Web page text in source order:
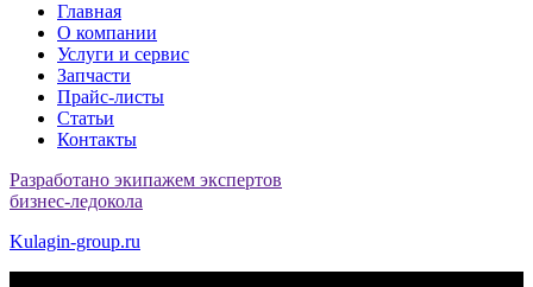
Главная
О компании
Услуги и сервис
Запчасти
Прайс-листы
Статьи
Контакты
Разработано экипажем экспертов
бизнес-ледокола
Kulagin-group.ru